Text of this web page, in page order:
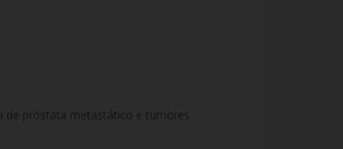
de próstata metastático e tumores